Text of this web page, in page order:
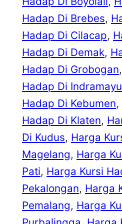
Hadap Di Brebes,
Hadap Di Cilacap,
Hadap Di Demak,
Hadap Di Grobogan,
Hadap Di Indramayu
Hadap Di Kebumen,
Hadap Di Klaten,
Di Kudus, Harga
Magelang, Harga
Pati, Harga Kursi
Pekalongan, Harga
Pemalang, Harga